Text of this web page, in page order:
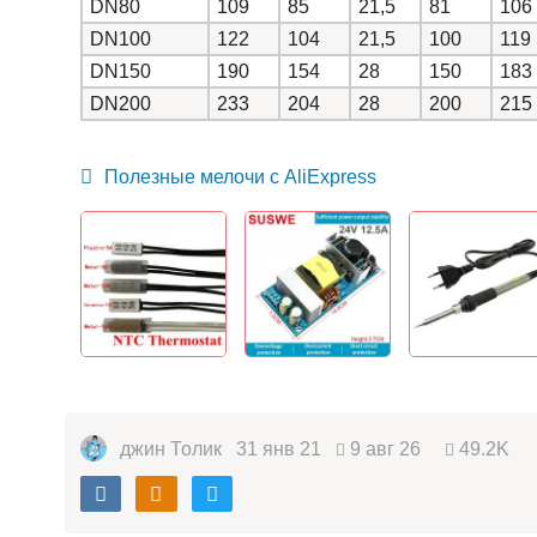
DN80 109 85 21,5 81
106
DN100
122 104 21,5 100
119
DN150
190 154 28 150
183
DN200
233 204 28 200 215
Полезные мелочи с AliExpress
джин Толик 31 янв 21 9 авг 26 49.2K